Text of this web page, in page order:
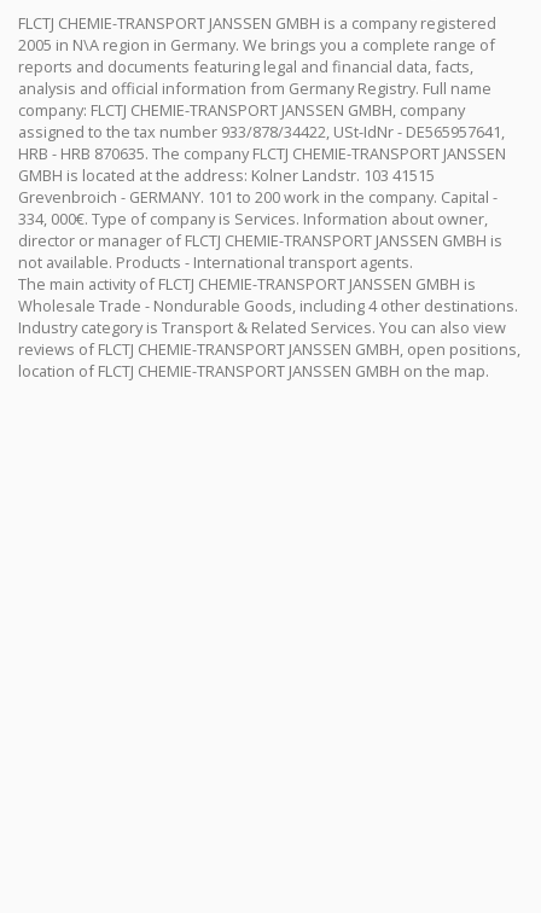
FLCTJ CHEMIE-TRANSPORT JANSSEN GMBH is a company registered
2005 in N\A region in Germany. We brings you a complete range of
reports and documents featuring legal and financial data, facts,
analysis and official information from Germany Registry. Full name
company: FLCTJ CHEMIE-TRANSPORT JANSSEN GMBH, company
assigned to the tax number 933/878/34422, USt-IdNr - DE565957641,
HRB - HRB 870635. The company FLCTJ CHEMIE-TRANSPORT JANSSEN
GMBH is located at the address: Kolner Landstr. 103 41515
Grevenbroich - GERMANY. 101 to 200 work in the company. Capital -
334, 000€. Type of company is Services. Information about owner,
director or manager of FLCTJ CHEMIE-TRANSPORT JANSSEN GMBH is
not available. Products - International transport agents.
The main activity of FLCTJ CHEMIE-TRANSPORT JANSSEN GMBH is
Wholesale Trade - Nondurable Goods, including 4 other destinations.
Industry category is Transport & Related Services. You can also view
reviews of FLCTJ CHEMIE-TRANSPORT JANSSEN GMBH, open positions,
location of FLCTJ CHEMIE-TRANSPORT JANSSEN GMBH on the map.